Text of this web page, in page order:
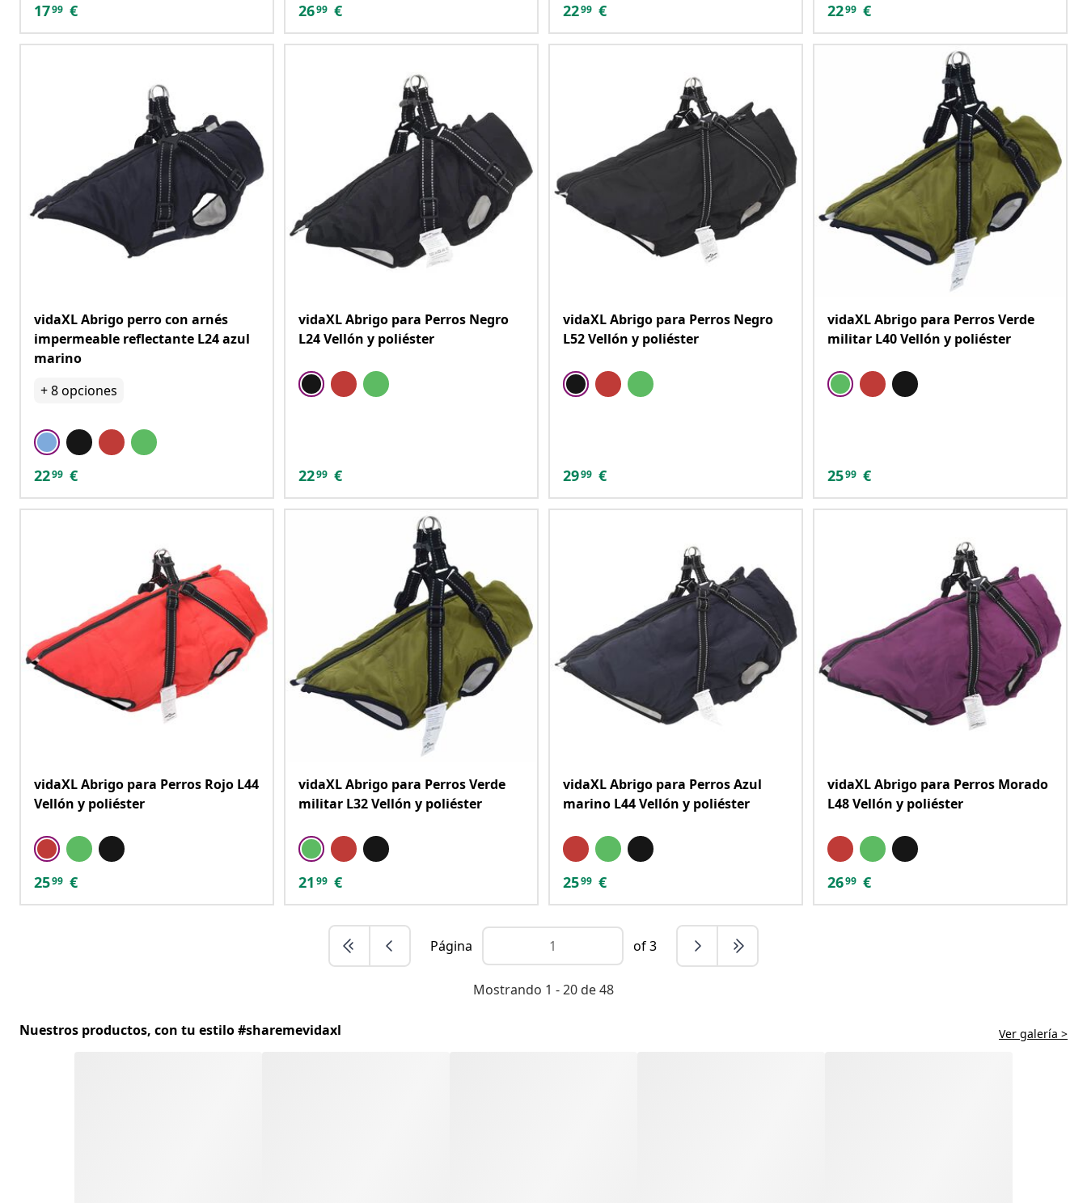
1799 € 2699 € 2299 € 2299 €
vidaXL Abrigo perro con arnés
impermeable reflectante L24 azul
marino
+8opciones
2299 €
vidaXL Abrigo para Perros Negro
L24 Vellón y poliéster
2299 €
vidaXL Abrigo para Perros Negro
L52 Vellón y poliéster
2999 €
vidaXL Abrigo para Perros Verde
militar L40 Vellón y poliéster
2599 €
vidaXL Abrigo para Perros Rojo L44
Vellón y poliéster
2599 €
vidaXL Abrigo para Perros Verde
militar L32 Vellón y poliéster
21 99 €
vidaXL Abrigo para Perros Azul
marino L44 Vellón y poliéster
2599 €
vidaXL Abrigo para Perros Morado
L48 Vellón y poliéster
2699 €
Página of 3
Mostrando 1 - 20 de 48
Nuestros productos, con tu estilo #sharemevidaxl Ver galería >